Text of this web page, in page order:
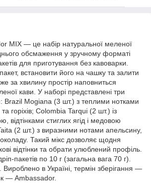
MIX — це набір натуральної меленої
обсмаження у зручному форматі
для приготування без кавоварки.
встановити його на чашку та залити
за хвилину простір наповниться
кави. У наборі представлені три
Brazil Mogiana (3 шт.) з теплими нотками
горіхів; Colombia Tarqui (2 шт.) із
відтінками стиглих ягід і медовою
(2 шт.) з виразними нотами апельсину,
Такий мікс дозволяє щодня
відтінки та обрати улюблений профіль.
пакетів по 10 г (загальна вага 70 г).
Вироблено в Україні, термін зберігання —
— Ambassador.